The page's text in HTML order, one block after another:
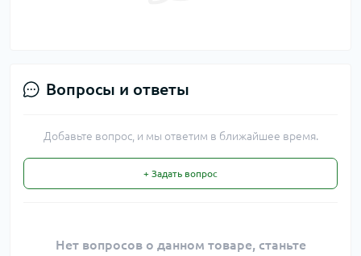
Вопросы и ответы
Добавьте вопрос, и мы ответим в ближайшее время.
+ Задать вопрос
Нет вопросов о данном товаре, станьте